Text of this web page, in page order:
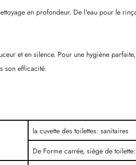
en profondeur. De l'eau pour le
et en silence. Pour une hygiène
son efficacité.
la cuvette des toilettes: sanitaires
De Forme carrée, siège de